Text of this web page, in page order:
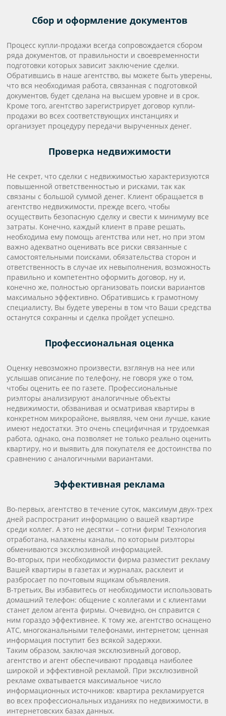
Сбор и оформление документов
Процесс купли-продажи всегда сопровождается сбором
ряда документов, от правильности и своевременности
подготовки которых зависит заключение сделки.
Обратившись в наше агентство, вы можете быть уверены,
что вся необходимая работа, связанная с подготовкой
документов, будет сделана на высшем уровне и в срок.
Кроме того, агентство зарегистрирует договор купли-
продажи во всех соответствующих инстанциях и
организует процедуру передачи вырученных денег.
Проверка недвижимости
Не секрет, что сделки с недвижимостью характеризуются
повышенной ответственностью и рисками, так как
связаны с большой суммой денег. Клиент обращается в
агентство недвижимости, прежде всего, чтобы
осуществить безопасную сделку и свести к минимуму все
затраты. Конечно, каждый клиент в праве решать,
необходима ему помощь агентства или нет, но при этом
важно адекватно оценивать все риски связанные с
самостоятельными поисками, обязательства сторон и
ответственность в случае их невыполнения, возможность
правильно и компетентно оформить договор, ну и,
конечно же, полностью организовать поиски вариантов
максимально эффективно. Обратившись к грамотному
специалисту, Вы будете уверены в том что Ваши средства
останутся сохранны и сделка пройдет успешно.
Профессиональная оценка
Оценку невозможно произвести, взглянув на нее или
услышав описание по телефону, не говоря уже о том,
чтобы оценить ее по газете. Профессиональные
риэлторы анализируют аналогичные объекты
недвижимости, обзванивая и осматривая квартиры в
конкретном микрорайоне, выявляя, чем они лучше, какие
имеют недостатки. Это очень специфичная и трудоемкая
работа, однако, она позволяет не только реально оценить
квартиру, но и выявить для покупателя ее достоинства по
сравнению с аналогичными вариантами.
Эффективная реклама
Во-первых, агентство в течение суток, максимум двух-трех
дней распространит информацию о вашей квартире
среди коллег. А это не десятки – сотни фирм! Технология
отработана, налажены каналы, по которым риэлторы
обмениваются эксклюзивной информацией.
Во-вторых, при необходимости фирма разместит рекламу
Вашей квартиры в газетах и журналах, расклеит и
разбросает по почтовым ящикам объявления.
В-третьих, Вы избавитесь от необходимости использовать
домашний телефон: общение с коллегами и с клиентами
станет делом агента фирмы. Очевидно, он справится с
ним гораздо эффективнее. К тому же, агентство оснащено
АТС, многоканальными телефонами, интернетом; ценная
информация поступит без всякой задержки.
Таким образом, заключая эксклюзивный договор,
агентство и агент обеспечивают продавца наиболее
широкой и эффективной рекламой. При эксклюзивной
рекламе охватывается максимальное число
информационных источников: квартира рекламируется
во всех профессиональных изданиях по недвижимости, в
интернетовских базах данных.